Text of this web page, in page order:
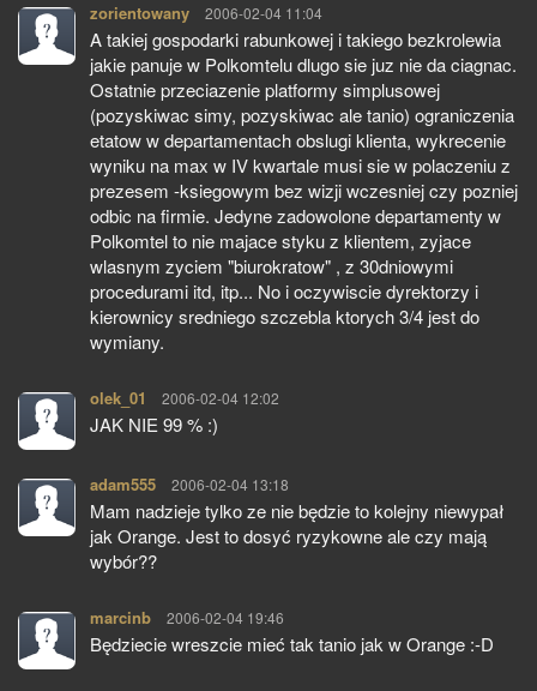
zorientowany pisze:
2006-02-04 11:04
A takiej gospodarki rabunkowej i takiego bezkrolewia
jakie panuje w Polkomtelu dlugo sie juz nie da ciagnac.
Ostatnie przeciazenie platformy simplusowej
(pozyskiwac simy, pozyskiwac ale tanio) ograniczenia
etatow w departamentach obslugi klienta, wykrecenie
wyniku na max w IV kwartale musi sie w polaczeniu z
prezesem -ksiegowym bez wizji wczesniej czy pozniej
odbic na firmie. Jedyne zadowolone departamenty w
Polkomtel to nie majace styku z klientem, zyjace
wlasnym zyciem "biurokratow" , z 30dniowymi
procedurami itd, itp... No i oczywiscie dyrektorzy i
kierownicy sredniego szczebla ktorych 3/4 jest do
wymiany.
olek_01 pisze:
2006-02-04 12:02
JAK NIE 99 % :)
adam555 pisze:
2006-02-04 13:18
Mam nadzieje tylko ze nie będzie to kolejny niewypał
jak Orange. Jest to dosyć ryzykowne ale czy mają
wybór??
marcinb pisze:
2006-02-04 19:46
Będziecie wreszcie mieć tak tanio jak w Orange :-D